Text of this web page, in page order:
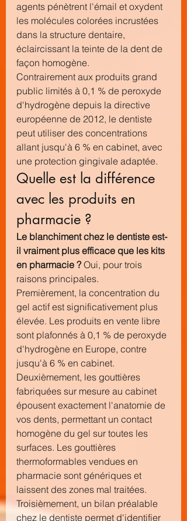
agents pénètrent l'émail et oxydent
les molécules colorées incrustées
dans la structure dentaire,
éclaircissant la teinte de la dent de
façon homogène.
Contrairement aux produits grand
public limités à 0,1 % de peroxyde
d'hydrogène depuis la directive
européenne de 2012, le dentiste
peut utiliser des concentrations
allant jusqu'à 6 % en cabinet, avec
une protection gingivale adaptée.
Quelle est la différence
avec les produits en
pharmacie ?
Le blanchiment chez le dentiste est-
il vraiment plus efficace que les kits
en pharmacie ? Oui, pour trois
raisons principales.
Premièrement, la concentration du
gel actif est significativement plus
élevée. Les produits en vente libre
sont plafonnés à 0,1 % de peroxyde
d'hydrogène en Europe, contre
jusqu'à 6 % en cabinet.
Deuxièmement, les gouttières
fabriquées sur mesure au cabinet
épousent exactement l'anatomie de
vos dents, permettant un contact
homogène du gel sur toutes les
surfaces. Les gouttières
thermoformables vendues en
pharmacie sont génériques et
laissent des zones mal traitées.
Troisièmement, un bilan préalable
chez le dentiste permet d'identifier